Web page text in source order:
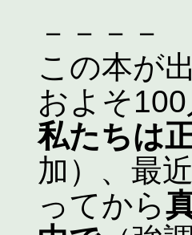
－－－－
この本が
およそ
私たちは
加）、最
ってから